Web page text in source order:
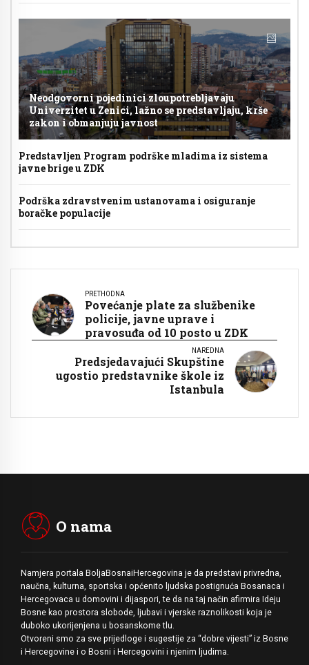
Neodgovorni pojedinici zloupotrebljavaju
Univerzitet u Zenici, lažno se predstavljaju, krše
zakon i obmanjuju javnost
Predstavljen Program podrške mladima iz sistema
javne brige u ZDK
Podrška zdravstvenim ustanovama i osiguranje
boračke populacije
PRETHODNA
Povećanje plate za službenike
policije, javne uprave i
pravosuđa od 10 posto u ZDK
NAREDNA
Predsjedavajući Skupštine
ugostio predstavnike škole iz
Istanbula
O nama
Namjera portala BoljaBosnaiHercegovina je da predstavi privredna,
naučna, kulturna, sportska i općenito ljudska postignuća Bosanaca i
Hercegovaca u domovini i dijaspori, te da na taj način afirmira Ideju
Bosne kao prostora slobode, ljubavi i vjerske raznolikosti koja je
duboko ukorijenjena u bosanskome tlu.
Otvoreni smo za sve prijedloge i sugestije za “dobre vijesti” iz Bosne
i Hercegovine i o Bosni i Hercegovini i njenim ljudima.